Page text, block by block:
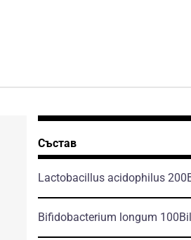
Състав
Lactobacillus acidophilus
Bifidobacterium longum